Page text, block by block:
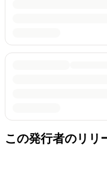
この発行者のリリ